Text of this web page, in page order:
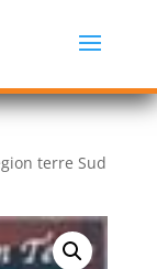
terre Sud